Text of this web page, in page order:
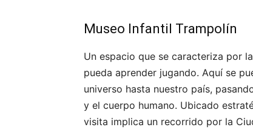
Museo Infantil Trampolín
Un espacio que se caracteriza por
pueda aprender jugando. Aquí se
universo hasta nuestro país,
y el cuerpo humano. Ubicado
visita implica un recorrido por la